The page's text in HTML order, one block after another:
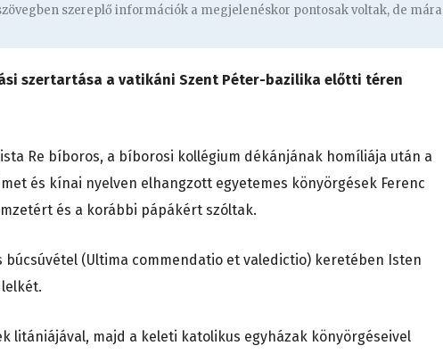
szereplő információk a megjelenéskor pontosak voltak, de mára
szertartása a vatikáni Szent Péter-bazilika előtti téren
Re bíboros, a bíborosi kollégium dékánjának homíliája után a
és kínai nyelven elhangzott egyetemes könyörgések Ferenc
és a korábbi pápákért szóltak.
búcsúvétel (Ultima commendatio et valedictio) keretében Isten
litániájával, majd a keleti katolikus egyházak könyörgéseivel